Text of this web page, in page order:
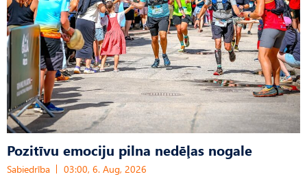
Pozitīvu emociju pilna nedēļas nogale
Sabiedrība 03:00, 6. Aug, 2026